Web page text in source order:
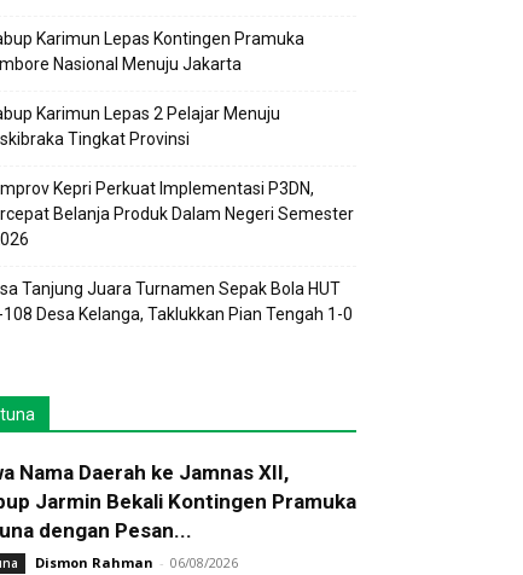
Karimun Lepas Kontingen Pramuka
Nasional Menuju Jakarta
Karimun Lepas 2 Pelajar Menuju
Tingkat Provinsi
Kepri Perkuat Implementasi P3DN,
Belanja Produk Dalam Negeri Semester
Tanjung Juara Turnamen Sepak Bola HUT
108 Desa Kelanga, Taklukkan Pian Tengah 1-0
Nama Daerah ke Jamnas XII,
Jarmin Bekali Kontingen Pramuka
dengan Pesan...
Dismon Rahman - 06/08/2026